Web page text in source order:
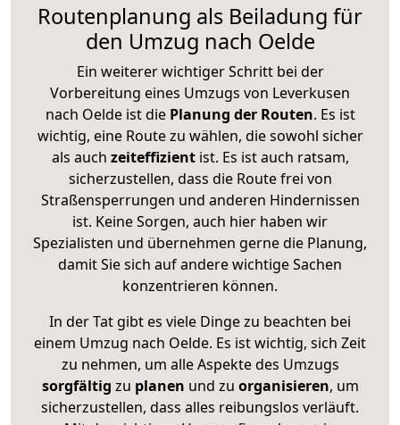
Routenplanung als Beiladung für
den Umzug nach Oelde
Ein weiterer wichtiger Schritt bei der
Vorbereitung eines Umzugs von Leverkusen
nach Oelde ist diePlanung der Routen. Es ist
wichtig, eine Route zu wählen, die sowohl sicher
als auch zeiteffizientist. Es ist auch ratsam,
sicherzustellen, dass die Route frei von
Straßensperrungen und anderen Hindernissen
ist. Keine Sorgen, auch hier haben wir
Spezialisten und übernehmen gerne die Planung,
damit Sie sich auf andere wichtige Sachen
konzentrieren können.
In der Tat gibt es viele Dinge zu beachten bei
einem Umzug nach Oelde. Es ist wichtig, sich Zeit
zu nehmen, um alle Aspekte des Umzugs
sorgfältig zu planen und zu organisieren, um
sicherzustellen, dass alles reibungslos verläuft.